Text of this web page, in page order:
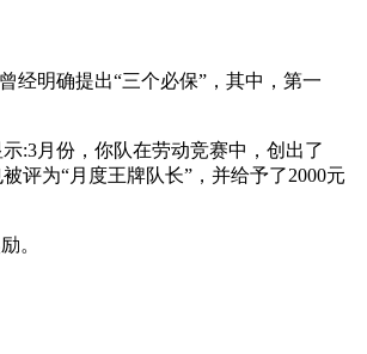
经明确提出“三个必保”，其中，第一
:3月份，你队在劳动竞赛中，创出了
评为“月度王牌队长”，并给予了2000元
。